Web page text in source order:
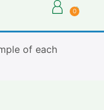
0
of each